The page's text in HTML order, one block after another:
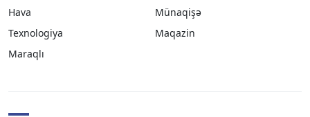
Hava
Münaqişə
Texnologiya
Maqazin
Maraqlı